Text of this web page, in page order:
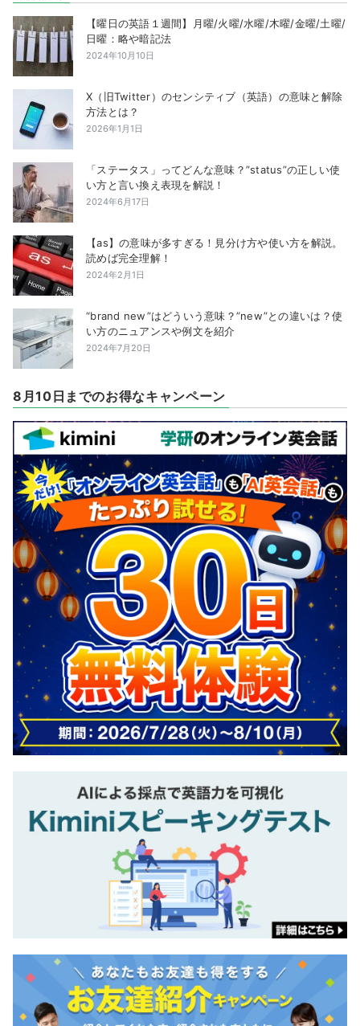
【曜日の英語１週間】月曜/火曜/水曜/木曜/金曜/土曜/
日曜：略や暗記法
2024年10月10日
X（旧Twitter）のセンシティブ（英語）の意味と解除
方法とは？
2026年1月1日
「ステータス」ってどんな意味？”status”の正しい使
い方と言い換え表現を解説！
2024年6月17日
【as】の意味が多すぎる！見分け方や使い方を解説。
読めば完全理解！
2024年2月1日
“brand new”はどういう意味？”new”との違いは？使
い方のニュアンスや例文を紹介
2024年7月20日
8月10日までのお得なキャンペーン